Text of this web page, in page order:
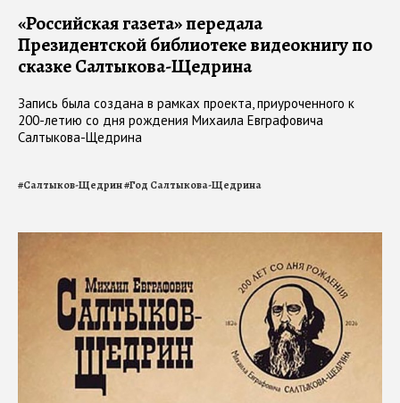
«Российская газета» передала
Президентской библиотеке видеокнигу по
сказке Салтыкова-Щедрина
Запись была создана в рамках проекта, приуроченного к
200-летию со дня рождения Михаила Евграфовича
Салтыкова-Щедрина
#Салтыков-Щедрин#Год Салтыкова-Щедрина